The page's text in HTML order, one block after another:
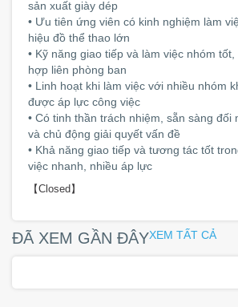
sản xuất giày dép
• Ưu tiên ứng viên có kinh nghiệm làm
hiệu đồ thể thao lớn
• Kỹ năng giao tiếp và làm việc nhóm
hợp liên phòng ban
• Linh hoạt khi làm việc với nhiều nhóm
được áp lực công việc
• Có tinh thần trách nhiệm, sẵn sàng đối
và chủ động giải quyết vấn đề
• Khả năng giao tiếp và tương tác tốt
việc nhanh, nhiều áp lực
【Closed】
ĐÃ XEM GẦN ĐÂYXEM TẤT CẢ